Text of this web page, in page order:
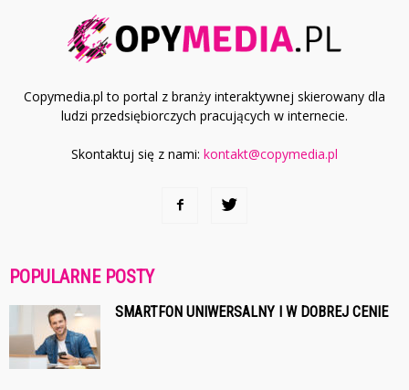
Copymedia.pl to portal z branży interaktywnej skierowany dla
ludzi przedsiębiorczych pracujących w internecie.
Skontaktuj się z nami: kontakt@copymedia.pl
POPULARNE POSTY
SMARTFON UNIWERSALNY I W DOBREJ CENIE